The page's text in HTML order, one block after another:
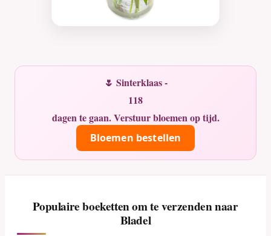
🌷 Sinterklaas -
118
dagen te gaan. Verstuur bloemen op tijd.
Bloemen bestellen
Populaire boeketten om te verzenden naar
Bladel